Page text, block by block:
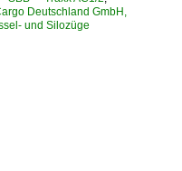
Deutschland GmbH,
und Silozüge